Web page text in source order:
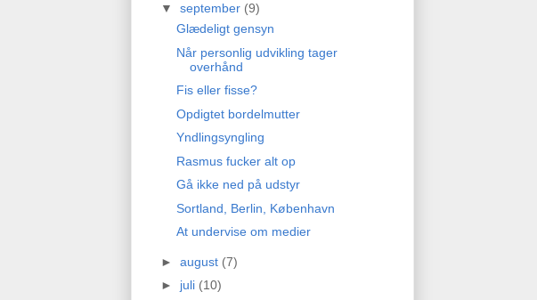
▼ september (9)
Glædeligt gensyn
Når personlig udvikling tager
overhånd
Fis eller fisse?
Opdigtet bordelmutter
Yndlingsyngling
Rasmus fucker alt op
Gå ikke ned på udstyr
Sortland, Berlin, København
At undervise om medier
► august (7)
► juli (10)